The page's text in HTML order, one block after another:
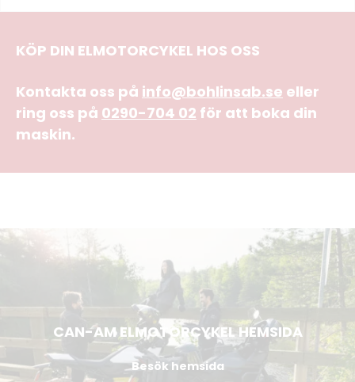
KÖP DIN ELMOTORCYKEL HOS OSS
Kontakta oss på info@bohlinsab.se eller
ring oss på 0290-704 02 för att boka din
maskin.
CAN-AM ELMOTORCYKEL HEMSIDA
Besök hemsida